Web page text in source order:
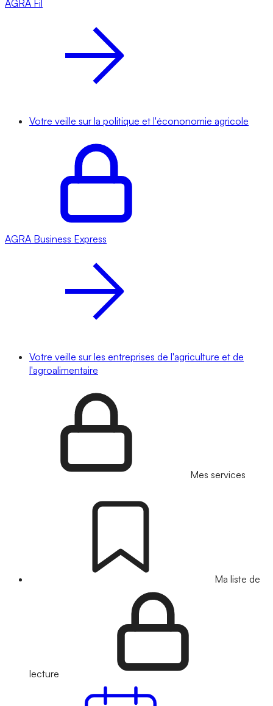
AGRA Fil
Votre veille sur la politique et l'écononomie agricole
AGRA Business Express
Votre veille sur les entreprises de l'agriculture et de
l'agroalimentaire
Mes services
Ma liste de
lecture